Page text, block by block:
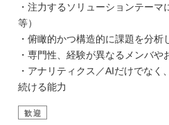
・注力するソリューションテー
等）
・俯瞰的かつ構造的に課題を分
・専門性、経験が異なるメンバ
・アナリティクス／AIだけでな
続ける能力
歓迎